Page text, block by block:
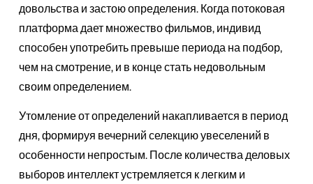
довольства и застою определения. Когда потоковая
платформа дает множество фильмов, индивид
способен употребить превыше периода на подбор,
чем на смотрение, и в конце стать недовольным
своим определением.
Утомление от определений накапливается в период
дня, формируя вечерний селекцию увеселений в
особенности непростым. После количества деловых
выборов интеллект устремляется к легким и